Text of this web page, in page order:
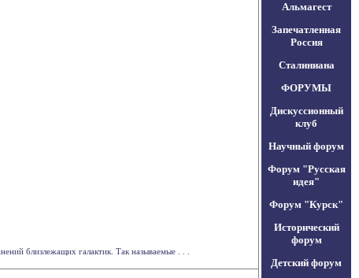
близлежащих галактик. Так называемые . . .
Альмагест
Запечатленная
Россия
Сталиниана
ФОРУМЫ
Дискуссионный
клуб
Научный форум
Форум "Русская
идея"
Форум "Курск"
Исторический
форум
Детский форум